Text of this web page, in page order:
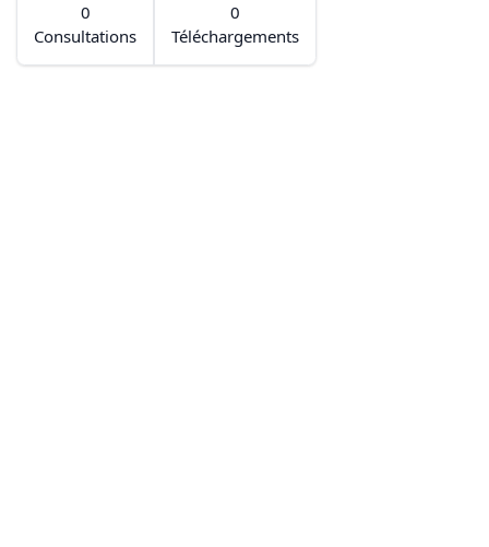
0
Consultations
0
Téléchargements